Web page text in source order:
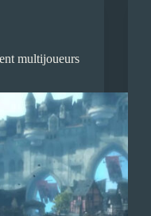
multijoueurs